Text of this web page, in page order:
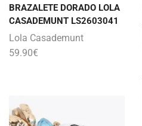
BRAZALETE DORADO LOLA
CASADEMUNT LS2603041
Lola Casademunt
59.90€